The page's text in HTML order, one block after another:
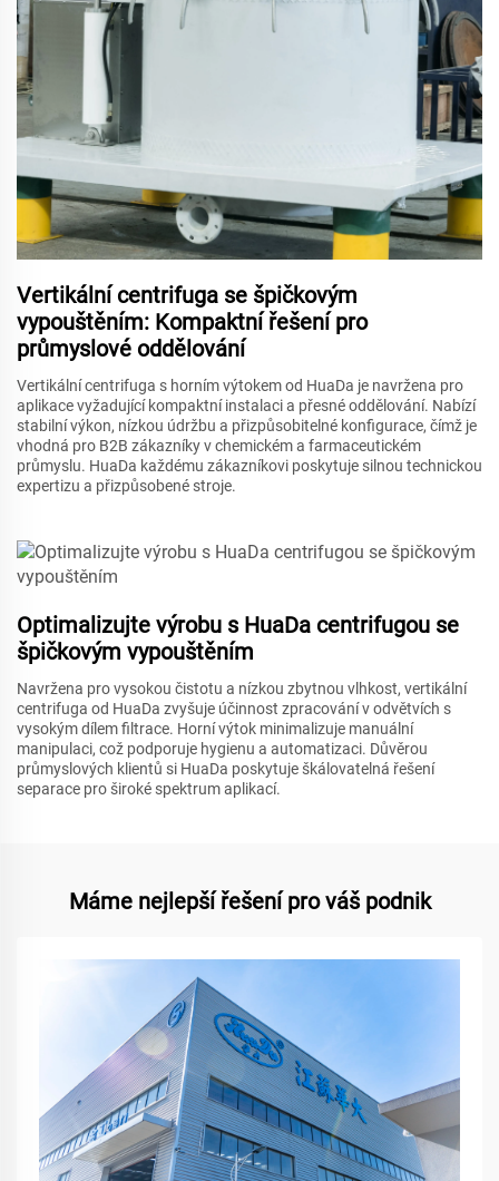
Vertikální centrifuga se špičkovým
vypouštěním: Kompaktní řešení pro
průmyslové oddělování
Vertikální centrifuga s horním výtokem od HuaDa je navržena pro
aplikace vyžadující kompaktní instalaci a přesné oddělování. Nabízí
stabilní výkon, nízkou údržbu a přizpůsobitelné konfigurace, čímž je
vhodná pro B2B zákazníky v chemickém a farmaceutickém
průmyslu. HuaDa každému zákazníkovi poskytuje silnou technickou
expertizu a přizpůsobené stroje.
Optimalizujte výrobu s HuaDa centrifugou se
špičkovým vypouštěním
Navržena pro vysokou čistotu a nízkou zbytnou vlhkost, vertikální
centrifuga od HuaDa zvyšuje účinnost zpracování v odvětvích s
vysokým dílem filtrace. Horní výtok minimalizuje manuální
manipulaci, což podporuje hygienu a automatizaci. Důvěrou
průmyslových klientů si HuaDa poskytuje škálovatelná řešení
separace pro široké spektrum aplikací.
Máme nejlepší řešení pro váš podnik